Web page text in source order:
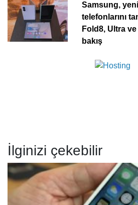
Samsung,
telefonlarını
Fold8, Ultra
bakış
İlginizi çekebilir